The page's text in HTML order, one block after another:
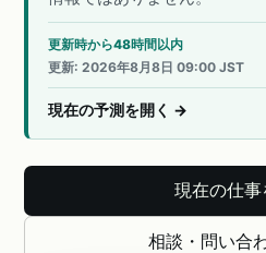
更新時から48時間以内
更新:2026年8月8日 09:00 JST
現在の予測を開く →
現在の仕事
相談・問い合